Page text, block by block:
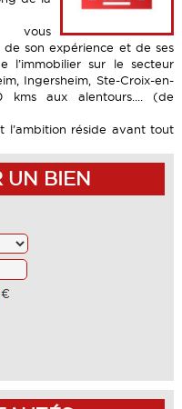
vous
son expérience et de ses
l’immobilier sur le secteur
Ingersheim, Ste-Croix-en-
kms aux alentours.... (de
l’ambition réside avant tout
UN BIEN